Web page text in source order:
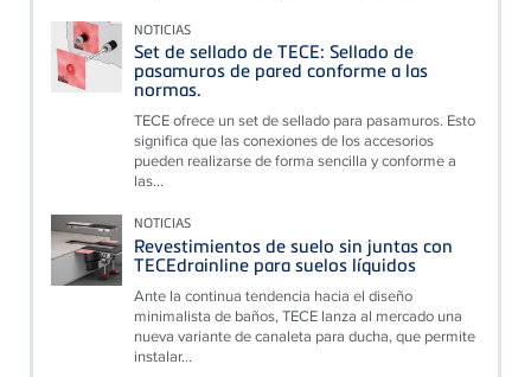
NOTICIAS
Set de sellado de TECE: Sellado de
pasamuros de pared conforme a las
normas.
TECE ofrece un set de sellado para pasamuros. Esto
significa que las conexiones de los accesorios
pueden realizarse de forma sencilla y conforme a
las...
NOTICIAS
Revestimientos de suelo sin juntas con
TECEdrainline para suelos líquidos
Ante la continua tendencia hacia el diseño
minimalista de baños, TECE lanza al mercado una
nueva variante de canaleta para ducha, que permite
instalar...